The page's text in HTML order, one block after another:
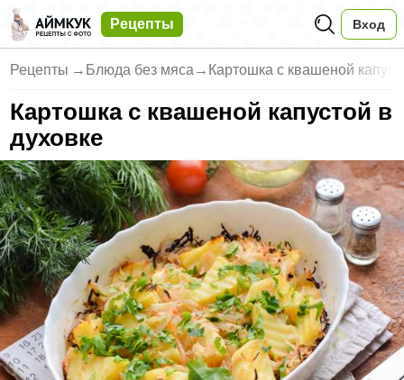
Рецепты Вход
Рецепты → Блюда без мяса → Картошка с квашеной
Картошка с квашеной капустой в
духовке